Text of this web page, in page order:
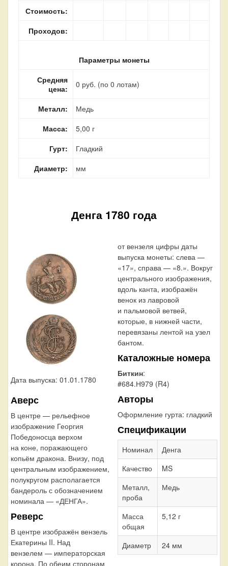
Стоимость:
Проходов:
Параметры монеты
Средняя
цена:
0 руб. (по 0 лотам)
Металл:
Медь
Масса:
5,00 г
Гурт:
Гладкий
Диаметр:
мм
Денга 1780 года
Дата выпуска: 01.01.1780
Аверс
В центре — рельефное
изображение Георгия
Победоносца верхом
на коне, поражающего
копьём дракона. Внизу, под
центральным изображением,
полукругом располагается
бандероль с обозначением
номинала — «ДЕНГА».
Реверс
В центре изображён вензель
Екатерины II. Над
вензелем — императорская
корона. По обеим сторонам
от вензеля цифры даты
выпуска монеты: слева —
«17», справа — «8.». Вокруг
центрального изображения,
вдоль канта, изображён
венок из лавровой
и пальмовой ветвей,
которые, в нижней части,
перевязаны лентой на узел
бантом.
Каталожные номера
Биткин:
#684.Н979 (R4)
Авторы
Оформление гурта: гладкий
Спецификации
Номинал
Денга
Качество
MS
Металл,
проба
Медь
Масса
общая
5,12 г
Диаметр 24 мм